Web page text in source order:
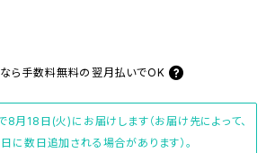
なら 手数料無料の 翌月払いでOK
8月18日(火)にお届けします（お届け先によって、
に数日追加される場合があります）。